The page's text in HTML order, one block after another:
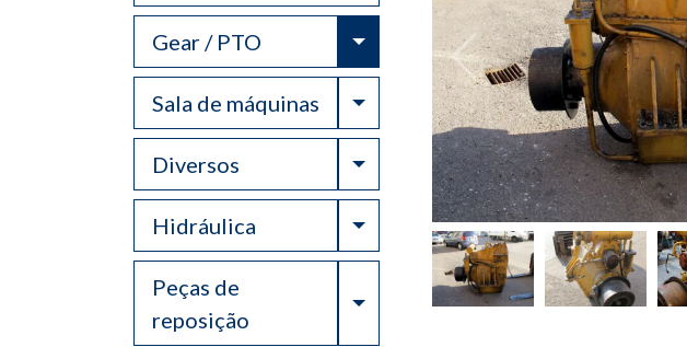
Gear / PTO Toggle Dropdown
Sala de máquinas Toggle Dropdown
Diversos Toggle Dropdown
Hidráulica Toggle Dropdown
Peças de
reposição
Toggle Dropdown